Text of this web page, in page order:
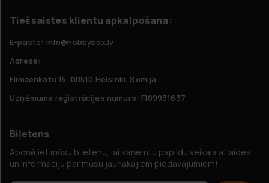
Tiešsaistes klientu apkalpošana:
E-pasts: info@hobbybox.lv
Adrese:
Elimäenkatu 15, 00510 Helsinki, Somija
Uzņēmuma reģistrācijas numurs: FI09931637
Biļetens
Abonējiet mūsu biļetenu, lai saņemtu papildu veikala atlaides
un informāciju par mūsu jaunākajiem piedāvājumiem!